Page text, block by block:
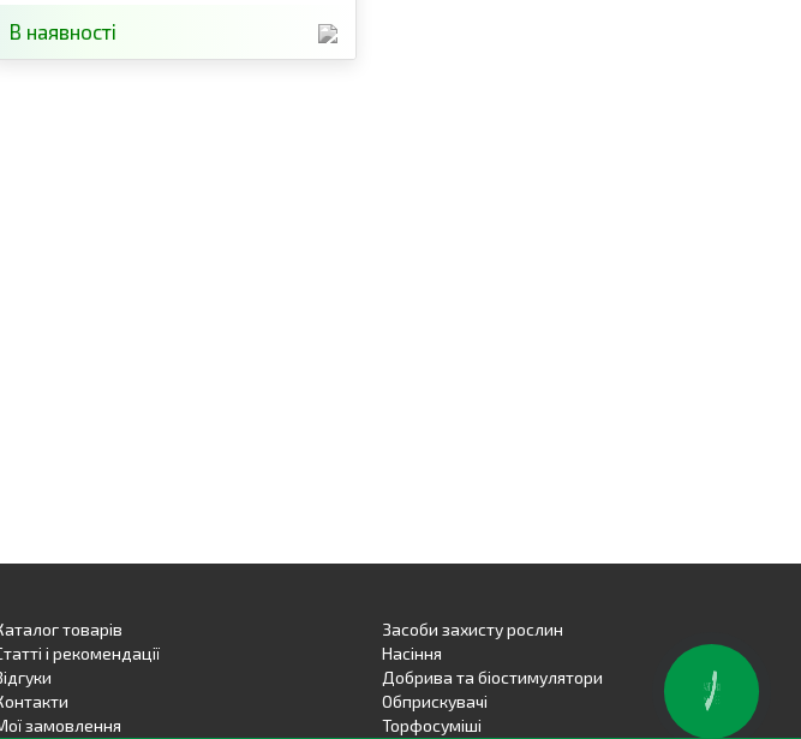
В наявності
товарів
і рекомендації
замовлення
Засоби захисту рослин
Насіння
Добрива та біостимулятори
Обприскувачі
Торфосуміші